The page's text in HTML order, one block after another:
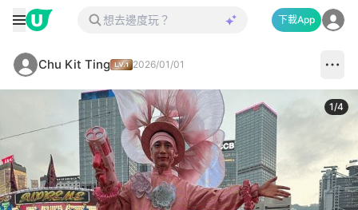
下載App
Chu Kit Ting 2026/01/01
1/4